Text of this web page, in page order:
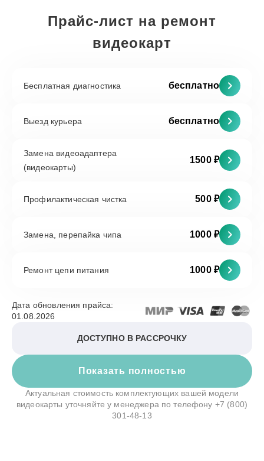
Прайс-лист на ремонт
видеокарт
Бесплатная диагностика бесплатно
Выезд курьера бесплатно
Замена видеоадаптера
(видеокарты)
1500 ₽
Профилактическая чистка 500 ₽
Замена, перепайка чипа 1000 ₽
Ремонт цепи питания 1000 ₽
Показать полностью
Дата обновления прайса:
01.08.2026
ДОСТУПНО В РАССРОЧКУ
Актуальная стоимость комплектующих вашей модели
видеокарты уточняйте у менеджера по телефону +7 (800)
301-48-13